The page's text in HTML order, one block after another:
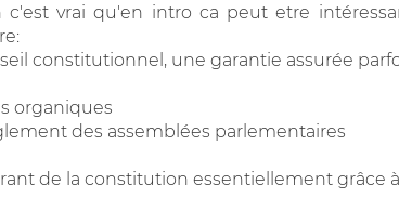
c'est vrai qu'en intro ca peut etre
constitutionnel, une garantie assurée
organiques
des assemblées parlementaires
de la constitution essentiellement grâce